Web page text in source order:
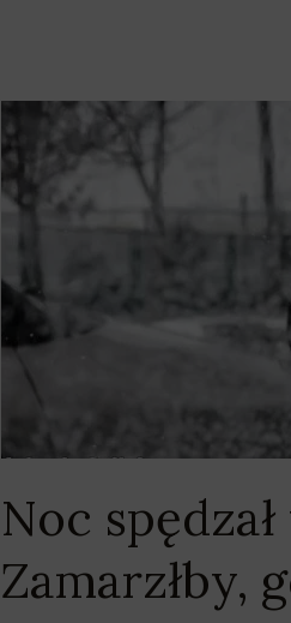
Noc
Zamarzłby,
spędzał
w
pił
interwencja
policjantów